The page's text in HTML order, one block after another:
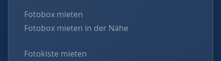
Fotobox mieten
Fotobox mieten in der Nähe
Fotokiste mieten